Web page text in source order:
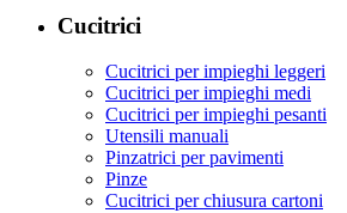
Cucitrici
Cucitrici per impieghi leggeri
Cucitrici per impieghi medi
Cucitrici per impieghi pesanti
Utensili manuali
Pinzatrici per pavimenti
Pinze
Cucitrici per chiusura cartoni